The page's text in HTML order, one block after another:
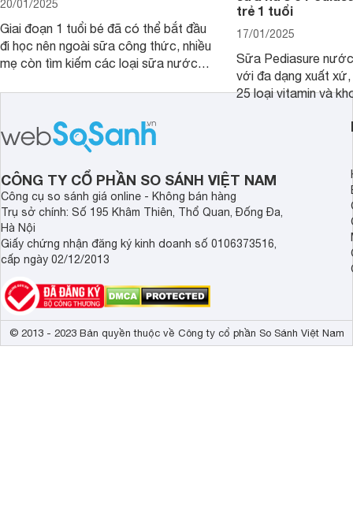
20/01/2025
Giai đoạn 1 tuổi bé đã có thể bắt đầu
đi học nên ngoài sữa công thức, nhiều
mẹ còn tìm kiếm các loại sữa nước
trẻ. Dưới đây là 7 loại sữa nước phát
1 tuổi tốt mà mẹ bỉm nên lựa chọn.
trẻ 1 tuổi
17/01/2025
Sữa Pediasure
với đa dạng xuất
25 loại vitamin và
CÔNG TY CỔ PHẦN SO SÁNH VIỆT NAM
Công cụ so sánh giá online - Không bán hàng
Trụ sở chính: Số 195 Khâm Thiên, Thổ Quan, Đống Đa,
Hà Nội
Giấy chứng nhận đăng ký kinh doanh số 0106373516,
cấp ngày 02/12/2013
© 2013 - 2023 Bản quyền thuộc về Công ty cổ phần So Sánh Việt Nam